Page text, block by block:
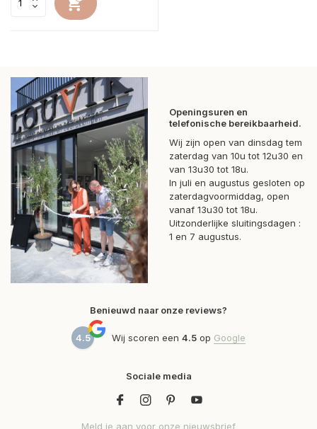
Openingsuren en
telefonische bereikbaarheid.
Wij zijn open van dinsdag tem
zaterdag van 10u tot 12u30 en
van 13u30 tot 18u.
In juli en augustus gesloten op
zaterdagvoormiddag, open
vanaf 13u30 tot 18u.
Uitzonderlijke sluitingsdagen :
1 en 7 augustus.
Benieuwd naar onze reviews?
4.5 Wij scoren een 4.5 op Google
Sociale media
Meld je aan voor onze nieuwsbrief